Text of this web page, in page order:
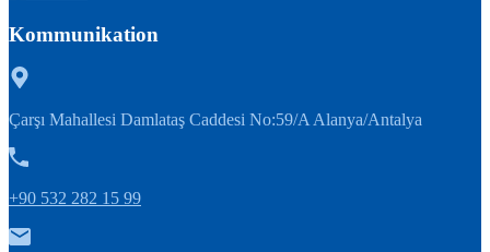
Kommunikation
Çarşı Mahallesi Damlataş Caddesi No:59/A Alanya/Antalya
+90 532 282 15 99